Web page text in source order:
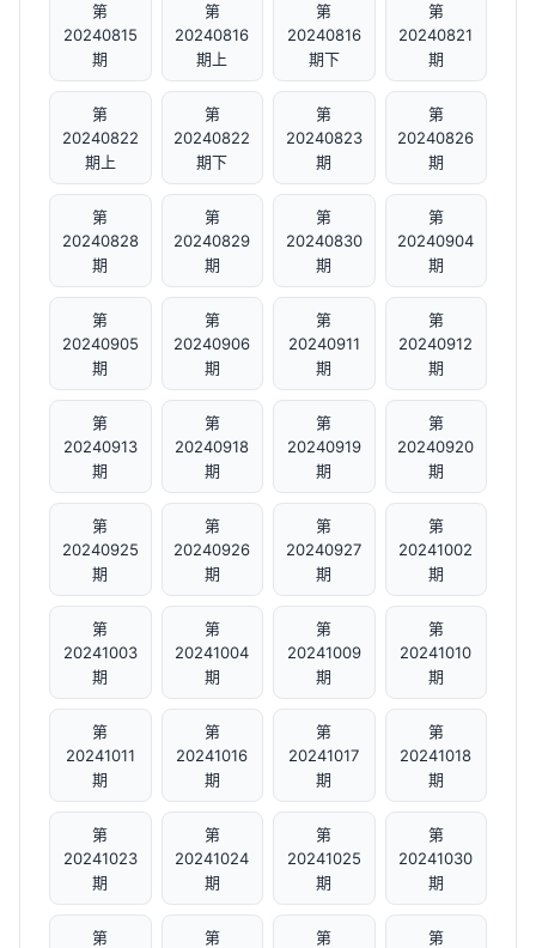
第
20240815
期
第
20240816
期上
第
20240816
期下
第
20240821
期
第
20240822
期上
第
20240822
期下
第
20240823
期
第
20240826
期
第
20240828
期
第
20240829
期
第
20240830
期
第
20240904
期
第
20240905
期
第
20240906
期
第
20240911
期
第
20240912
期
第
20240913
期
第
20240918
期
第
20240919
期
第
20240920
期
第
20240925
期
第
20240926
期
第
20240927
期
第
20241002
期
第
20241003
期
第
20241004
期
第
20241009
期
第
20241010
期
第
20241011
期
第
20241016
期
第
20241017
期
第
20241018
期
第
20241023
期
第
20241024
期
第
20241025
期
第
20241030
期
第
第
第
第